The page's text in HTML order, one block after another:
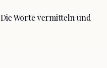
Worte vermitteln und